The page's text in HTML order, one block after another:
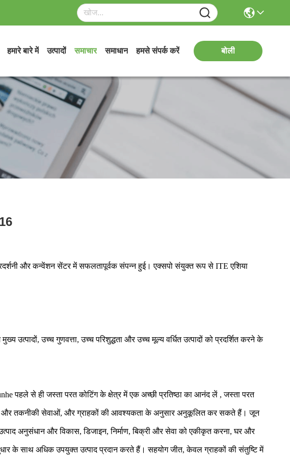
हमारे बारे में उत्पादों समाचार समाधान हमसे संपर्क करें बोली
और कन्वेंशन सेंटर में सफलतापूर्वक संपन्न हुई। एक्सपो संयुक्त रूप से ITE एशिया
उत्पादों, उच्च गुणवत्ता, उच्च परिशुद्धता और उच्च मूल्य वर्धित उत्पादों को प्रदर्शित करने के
पहले से ही जस्ता परत कोटिंग के क्षेत्र में एक अच्छी प्रतिष्ठा का आनंद लें , जस्ता परत
और तकनीकी सेवाओं, और ग्राहकों की आवश्यकता के अनुसार अनुकूलित कर सकते हैं। जून
अनुसंधान और विकास, डिजाइन, निर्माण, बिक्री और सेवा को एकीकृत करना, घर और
के साथ अधिक उपयुक्त उत्पाद प्रदान करते हैं। सहयोग जीत, केवल ग्राहकों की संतुष्टि में